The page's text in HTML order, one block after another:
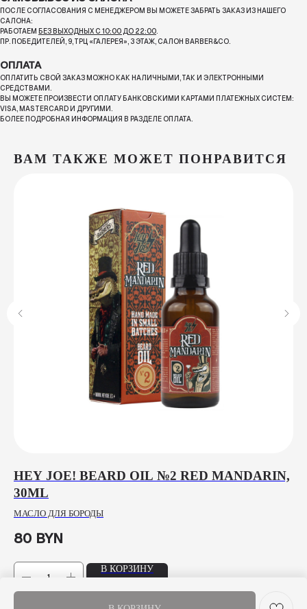
ПОСЛЕ СОГЛАСОВАНИЯ С МЕНЕДЖЕРОМ ВЫ МОЖЕТЕ ЗАБРАТЬ ЗАКАЗ ИЗ НАШЕГО
САЛОНА:
РАБОТАЕМ БЕЗ ВЫХОДНЫХ С 10:00 ДО 22:00.
ПР. ПОБЕДИТЕЛЕЙ, 9, ТРЦ «ГАЛЕРЕЯ», 3 ЭТАЖ, САЛОН BARBER&CO.
ОПЛАТА
ОПЛАТИТЬ СВОЙ ЗАКАЗ МОЖНО КАК НАЛИЧНЫМИ, ТАК И ЭЛЕКТРОННЫМИ
СРЕДСТВАМИ.
ВЫ МОЖЕТЕ ПРОИЗВЕСТИ ОПЛАТУ БАНКОВСКИМИ КАРТАМИ ПЛАТЕЖНЫХ СИСТЕМ:
VISA, MASTERCARD И ДРУГИМИ.
БОЛЕЕ ПОДРОБНАЯ ИНФОРМАЦИЯ В РАЗДЕЛЕ ОПЛАТА.
ВАМ ТАКЖЕ МОЖЕТ ПОНРАВИТСЯ
HEY JOE! BEARD OIL №2 RED MANDARIN,
30ML
МАСЛО ДЛЯ БОРОДЫ
80 BYN
В КОРЗИНУ